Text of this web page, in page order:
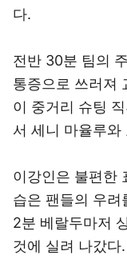
다.
전반 30분 팀의
통증으로 쓰러져
이 중거리 슈팅
서 세니 마율루와
이강인은 불편한
습은 팬들의 우
2분 베랄두마저
것에 실려 나갔다.